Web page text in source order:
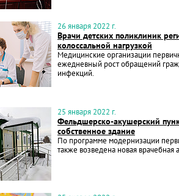
26 января 2022 г.
Врачи детских поликлиник
колоссальной нагрузкой
Медицинские организации
ежедневный рост обращений
инфекций.
25 января 2022 г.
Фельдшерско-акушерский
собственное здание
По программе модернизации
также возведена новая